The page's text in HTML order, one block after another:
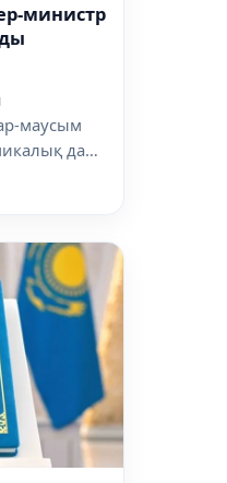
министр
маусым
даму